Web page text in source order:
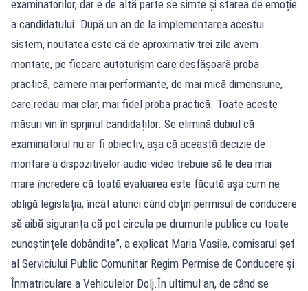
examinatorilor, dar e de altă parte se simte și starea de emoție
a candidatului. După un an de la implementarea acestui
sistem, noutatea este că de aproximativ trei zile avem
montate, pe fiecare autoturism care desfășoară proba
practică, camere mai performante, de mai mică dimensiune,
care redau mai clar, mai fidel proba practică. Toate aceste
măsuri vin în sprjinul candidaților. Se elimină dubiul că
examinatorul nu ar fi obiectiv, așa că această decizie de
montare a dispozitivelor audio-video trebuie să le dea mai
mare încredere că toată evaluarea este făcută așa cum ne
obligă legislația, încât atunci când obțin permisul de conducere
să aibă siguranța că pot circula pe drumurile publice cu toate
cunoștințele dobândite”, a explicat Maria Vasile, comisarul șef
al Serviciului Public Comunitar Regim Permise de Conducere și
Înmatriculare a Vehiculelor Dolj.În ultimul an, de când se